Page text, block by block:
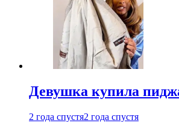
Девушка купила
2 года спустя2 года спустя